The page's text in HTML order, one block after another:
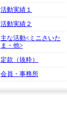
活動実績１
活動実績２
主な活動<ミニさいた
ま・他>
定款（抜粋）
会員・事務所